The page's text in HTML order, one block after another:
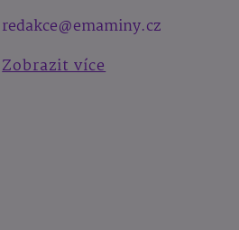
redakce@emaminy.cz
Zobrazit více